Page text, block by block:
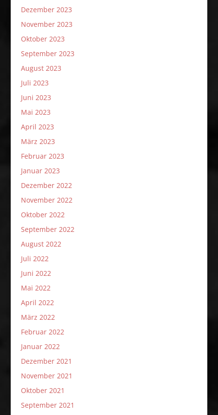
Dezember 2023
November 2023
Oktober 2023
September 2023
August 2023
Juli 2023
Juni 2023
Mai 2023
April 2023
März 2023
Februar 2023
Januar 2023
Dezember 2022
November 2022
Oktober 2022
September 2022
August 2022
Juli 2022
Juni 2022
Mai 2022
April 2022
März 2022
Februar 2022
Januar 2022
Dezember 2021
November 2021
Oktober 2021
September 2021